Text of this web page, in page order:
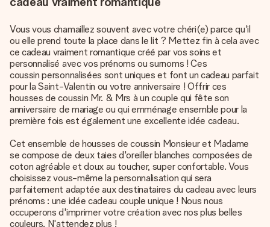
Vous vous chamaillez souvent avec votre chéri(e) parce qu'il
ou elle prend toute la place dans le lit ? Mettez fin à cela avec
ce cadeau vraiment romantique créé par vos soins et
personnalisé avec vos prénoms ou surnoms ! Ces
coussin personnalisées sont uniques et font un cadeau parfait
pour la Saint-Valentin ou votre anniversaire ! Offrir ces
housses de coussin Mr. & Mrs à un couple qui fête son
anniversaire de mariage ou qui emménage ensemble pour la
première fois est également une excellente idée cadeau.
Cet ensemble de housses de coussin Monsieur et Madame
se compose de deux taies d'oreiller blanches composées de
coton agréable et doux au toucher, super confortable. Vous
choisissez vous-même la personnalisation qui sera
parfaitement adaptée aux destinataires du cadeau avec leurs
prénoms : une idée cadeau couple unique ! Nous nous
occuperons d'imprimer votre création avec nos plus belles
couleurs. N'attendez plus !